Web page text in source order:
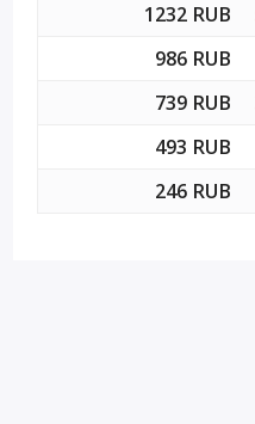
1232 RUB
986 RUB
739 RUB
493 RUB
246 RUB